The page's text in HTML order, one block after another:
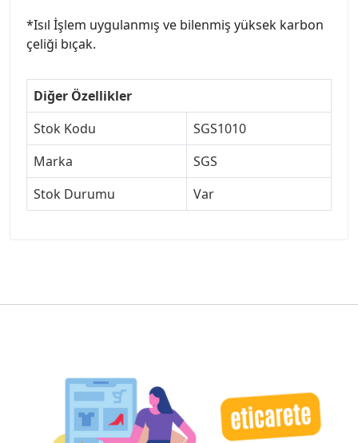
*Isıl İşlem uygulanmış ve bilenmiş yüksek karbon
çeliği bıçak.
Diğer Özellikler
Stok Kodu
SGS1010
Marka
SGS
Stok Durumu
Var